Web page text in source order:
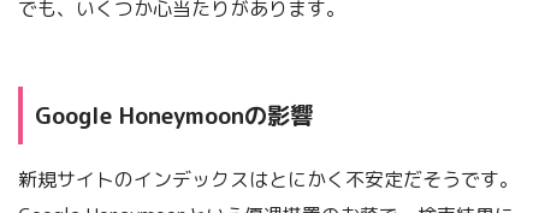
でも、いくつか心当たりがあります。
Google Honeymoonの影響
新規サイトのインデックスはとにかく不安定だそうです。